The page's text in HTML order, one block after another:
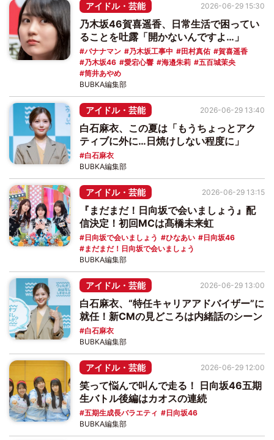
アイドル・芸能
乃木坂46賀喜遥香、日常生活で困ってい
ることを吐露「開かないんですよ…」
バナナマン 乃木坂工事中 田村真佑
賀喜遥香
乃木坂46
愛宕心響 海邉朱莉
五百城茉央
筒井あやめ
2026-06-29 15:30
BUBKA編集部
アイドル・芸能
白石麻衣、この夏は「もうちょっとアク
ティブに外に…日焼けしない程度に」
白石麻衣
2026-06-29 13:40
BUBKA編集部
アイドル・芸能
『まだまだ！日向坂で会いましょう』配
信決定！初回MCは髙橋未来虹
日向坂で会いましょう ひなあい
日向坂46
まだまだ！日向坂で会いましょう
2026-06-29 13:15
BUBKA編集部
アイドル・芸能
白石麻衣、“特任キャリアアドバイザー”に
就任！新CMの見どころは内緒話のシーン
白石麻衣
2026-06-29 13:00
BUBKA編集部
アイドル・芸能
笑って悩んで叫んで走る！ 日向坂46五期
生バトル後編はカオスの連続
五期生成長バラエティ 日向坂46
2026-06-29 12:00
BUBKA編集部